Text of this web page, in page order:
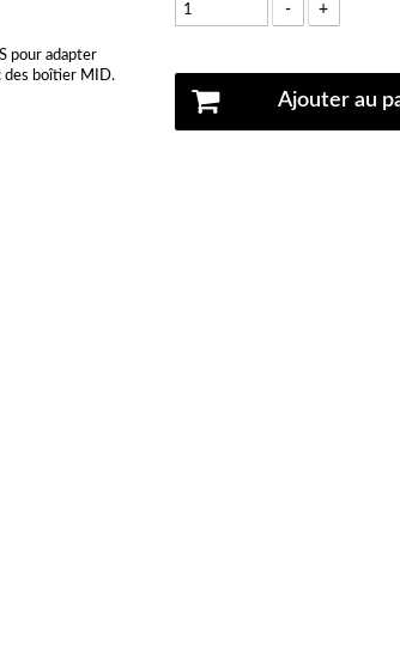
pour adapter
des boîtier MID.
- +
Ajouter au